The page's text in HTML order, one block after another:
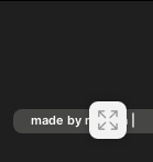
made by mediiia |